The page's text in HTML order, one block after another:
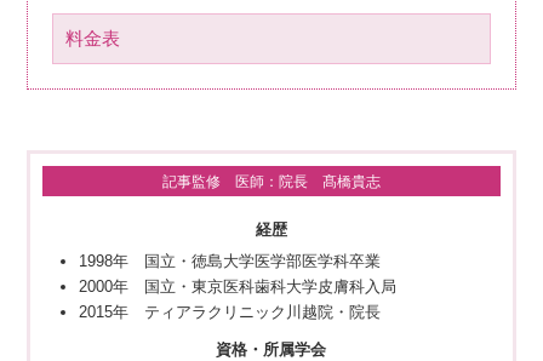
料金表
記事監修 医師：院長 髙橋貴志
経歴
1998年 国立・徳島大学医学部医学科卒業
2000年 国立・東京医科歯科大学皮膚科入局
2015年 ティアラクリニック川越院・院長
資格・所属学会